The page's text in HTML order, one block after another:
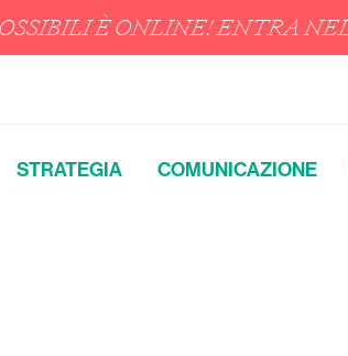
È ONLINE! ENTRA
STRATEGIA COMUNICAZIONE